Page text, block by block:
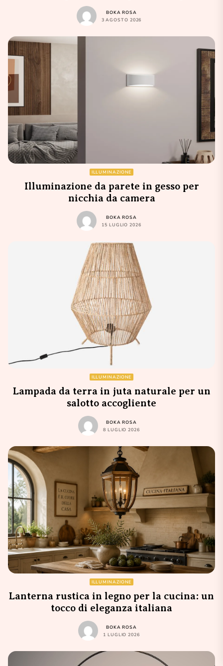
BOKA ROSA
3 AGOSTO 2026
ILLUMINAZIONE
Illuminazione da parete in gesso per
nicchia da camera
BOKA ROSA
15 LUGLIO 2026
ILLUMINAZIONE
Lampada da terra in juta naturale per un
salotto accogliente
BOKA ROSA
8 LUGLIO 2026
ILLUMINAZIONE
Lanterna rustica in legno per la cucina: un
tocco di eleganza italiana
BOKA ROSA
1 LUGLIO 2026